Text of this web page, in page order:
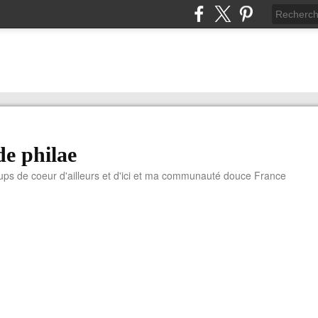
philae
de coeur d'ailleurs et d'ici et ma communauté douce France